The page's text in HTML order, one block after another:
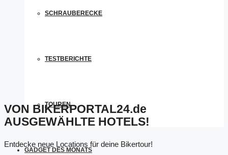
SCHRAUBERECKE
TESTBERICHTE
TOUREN
GADGET DES MONATS
VON BIKERPORTAL24.de
AUSGEWÄHLTE HOTELS!
Entdecke neue Locations für deine Bikertour!